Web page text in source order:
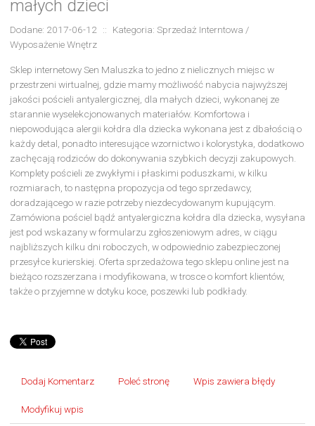
małych dzieci
Dodane: 2017-06-12 ::
Kategoria: Sprzedaż Interntowa /
Wyposażenie Wnętrz
Sklep internetowy Sen Maluszka to jedno z nielicznych miejsc w
przestrzeni wirtualnej, gdzie mamy możliwość nabycia najwyższej
jakości pościeli antyalergicznej, dla małych dzieci, wykonanej ze
starannie wyselekcjonowanych materiałów. Komfortowa i
niepowodująca alergii kołdra dla dziecka wykonana jest z dbałością o
każdy detal, ponadto interesujące wzornictwo i kolorystyka, dodatkowo
zachęcają rodziców do dokonywania szybkich decyzji zakupowych.
Komplety pościeli ze zwykłymi i płaskimi poduszkami, w kilku
rozmiarach, to następna propozycja od tego sprzedawcy,
doradzającego w razie potrzeby niezdecydowanym kupującym.
Zamówiona pościel bądź antyalergiczna kołdra dla dziecka, wysyłana
jest pod wskazany w formularzu zgłoszeniowym adres, w ciągu
najbliższych kilku dni roboczych, w odpowiednio zabezpieczonej
przesyłce kurierskiej. Oferta sprzedażowa tego sklepu online jest na
bieżąco rozszerzana i modyfikowana, w trosce o komfort klientów,
także o przyjemne w dotyku koce, poszewki lub podkłady.
Dodaj Komentarz Poleć stronę Wpis zawiera błędy
Modyfikuj wpis